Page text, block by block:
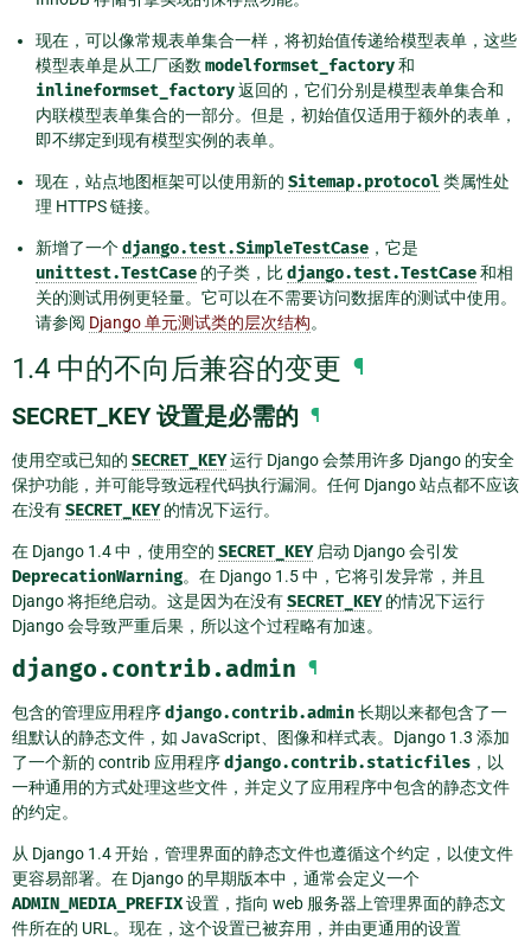
现在，可以像常规表单集合一样，将初始值传递给模型表单，这些
模型表单是从工厂函数 modelformset_factory和
inlineformset_factory返回的，它们分别是模型表单集合和
内联模型表单集合的一部分。但是，初始值仅适用于额外的表单，
即不绑定到现有模型实例的表单。
现在，站点地图框架可以使用新的 Sitemap.protocol类属性处
理 HTTPS 链接。
新增了一个django.test.SimpleTestCase ，它是
unittest.TestCase 的子类，比django.test.TestCase和相
关的测试用例更轻量。它可以在不需要访问数据库的测试中使用。
请参阅 Django 单元测试类的层次结构。
1.4 中的不向后兼容的变更 ¶
SECRET_KEY 设置是必需的 ¶
使用空或已知的 SECRET_KEY运行 Django 会禁用许多 Django 的安全
保护功能，并可能导致远程代码执行漏洞。任何 Django 站点都不应该
在没有SECRET_KEY的情况下运行。
在 Django 1.4 中，使用空的 SECRET_KEY启动 Django 会引发
DeprecationWarning。在 Django 1.5 中，它将引发异常，并且
Django 将拒绝启动。这是因为在没有SECRET_KEY的情况下运行
Django 会导致严重后果，所以这个过程略有加速。
django.contrib.admin ¶
包含的管理应用程序django.contrib.admin长期以来都包含了一
组默认的静态文件，如 JavaScript、图像和样式表。Django 1.3 添加
了一个新的 contrib 应用程序django.contrib.staticfiles ，以
一种通用的方式处理这些文件，并定义了应用程序中包含的静态文件
的约定。
从 Django 1.4 开始，管理界面的静态文件也遵循这个约定，以使文件
更容易部署。在 Django 的早期版本中，通常会定义一个
ADMIN_MEDIA_PREFIX设置，指向 web 服务器上管理界面的静态文
件所在的 URL。现在，这个设置已被弃用，并由更通用的设置